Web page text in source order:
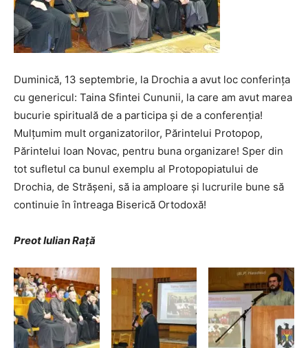
Duminică, 13 septembrie, la Drochia a avut loc conferința
cu genericul: Taina Sfintei Cununii, la care am avut marea
bucurie spirituală de a participa și de a conferenția!
Mulțumim mult organizatorilor, Părintelui Protopop,
Părintelui Ioan Novac, pentru buna organizare! Sper din
tot sufletul ca bunul exemplu al Protopopiatului de
Drochia, de Strășeni, să ia amploare și lucrurile bune să
continuie în întreaga Biserică Ortodoxă!
Preot Iulian Rață